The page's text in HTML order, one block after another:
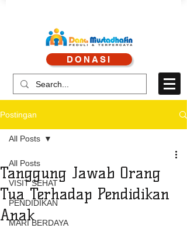
CALL CENTRE : 0878
CALL LAYANAN : 0813
DONASI
Postingan
All Posts
VISIT SEHAT
PENDIDIKAN
MARI BERDAYA
All Posts
Tanggung Jawab Orang
Tua Terhadap Pendidikan
Anak